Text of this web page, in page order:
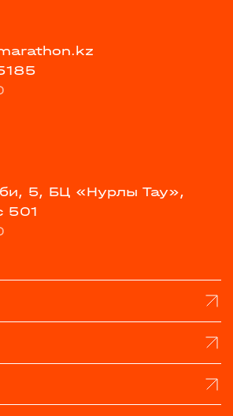
5, БЦ «Нурлы Тау»,
501